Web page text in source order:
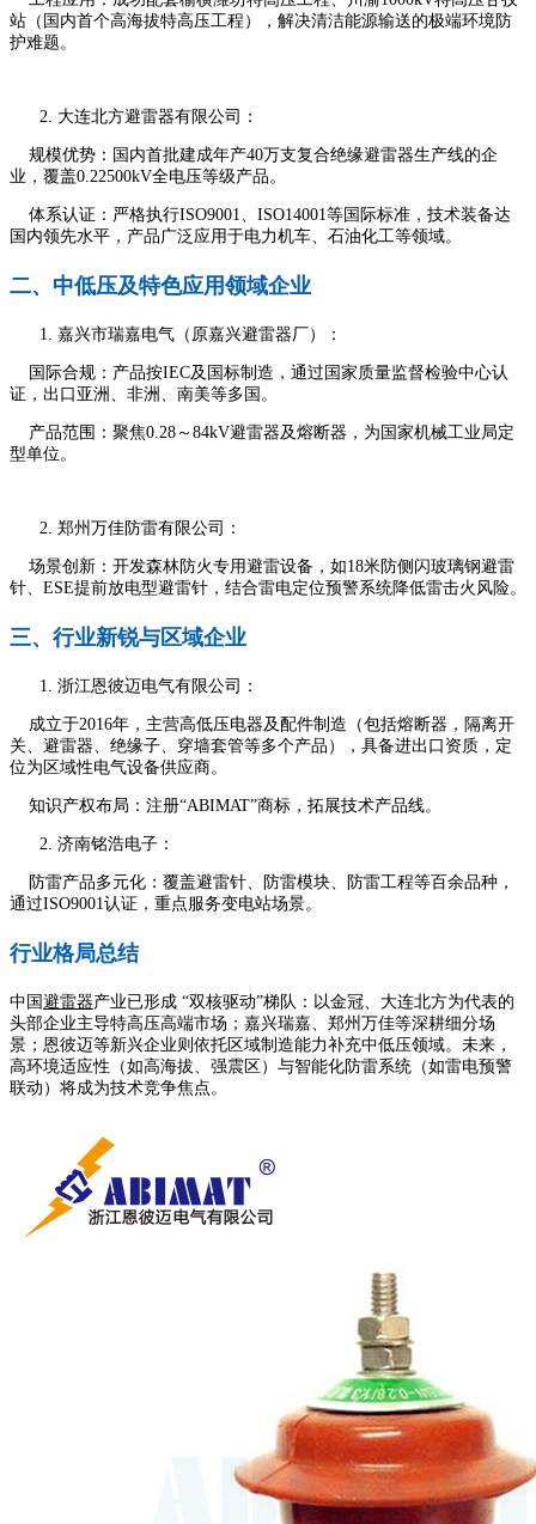
站（国内首个高海拔特高压工程），解决清洁能源输送的极端环境防
护难题。
大连北方避雷器有限公司：
规模优势：国内首批建成年产40万支复合绝缘避雷器生产线的企
业，覆盖0.22500kV全电压等级产品。
体系认证：严格执行ISO9001、ISO14001等国际标准，技术装备达
国内领先水平，产品广泛应用于电力机车、石油化工等领域。
二、中低压及特色应用领域企业
嘉兴市瑞嘉电气（原嘉兴避雷器厂）：
国际合规：产品按IEC及国标制造，通过国家质量监督检验中心认
证，出口亚洲、非洲、南美等多国。
产品范围：聚焦0.28～84kV避雷器及熔断器，为国家机械工业局定
型单位。
郑州万佳防雷有限公司：
场景创新：开发森林防火专用避雷设备，如18米防侧闪玻璃钢避雷
针、ESE提前放电型避雷针，结合雷电定位预警系统降低雷击火风险。
三、行业新锐与区域企业
浙江恩彼迈电气有限公司：
成立于2016年，主营高低压电器及配件制造（包括熔断器，隔离开
关、避雷器、绝缘子、穿墙套管等多个产品），具备进出口资质，定
位为区域性电气设备供应商。
知识产权布局：注册“ABIMAT”商标，拓展技术产品线。
济南铭浩电子：
防雷产品多元化：覆盖避雷针、防雷模块、防雷工程等百余品种，
通过ISO9001认证，重点服务变电站场景。
行业格局总结
中国 避雷器产业已形成 “双核驱动”梯队：以金冠、大连北方为代表的
头部企业主导特高压高端市场；嘉兴瑞嘉、郑州万佳等深耕细分场
景；恩彼迈等新兴企业则依托区域制造能力补充中低压领域。未来，
高环境适应性（如高海拔、强震区）与智能化防雷系统（如雷电预警
联动）将成为技术竞争焦点。